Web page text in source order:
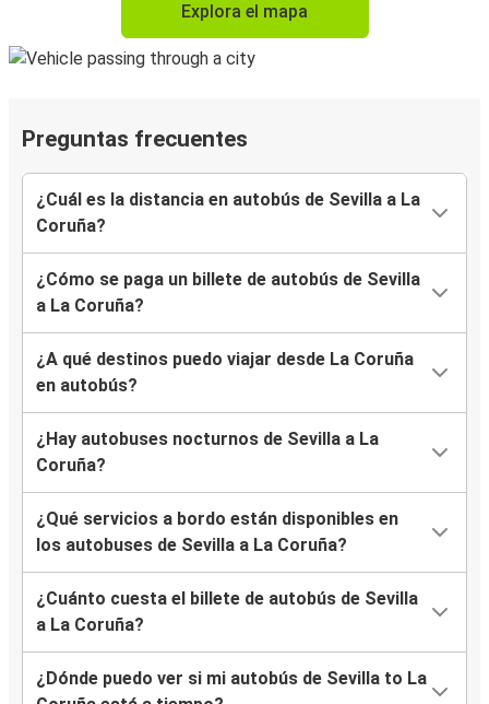
Explora el mapa
Preguntas frecuentes
¿Cuál es la distancia en autobús de Sevilla a La
Coruña?
¿Cómo se paga un billete de autobús de Sevilla
a La Coruña?
¿A qué destinos puedo viajar desde La Coruña
en autobús?
¿Hay autobuses nocturnos de Sevilla a La
Coruña?
¿Qué servicios a bordo están disponibles en
los autobuses de Sevilla a La Coruña?
¿Cuánto cuesta el billete de autobús de Sevilla
a La Coruña?
¿Dónde puedo ver si mi autobús de Sevilla to La